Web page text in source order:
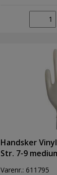
Handsker
Str. 7-9
Varenr.: 611795